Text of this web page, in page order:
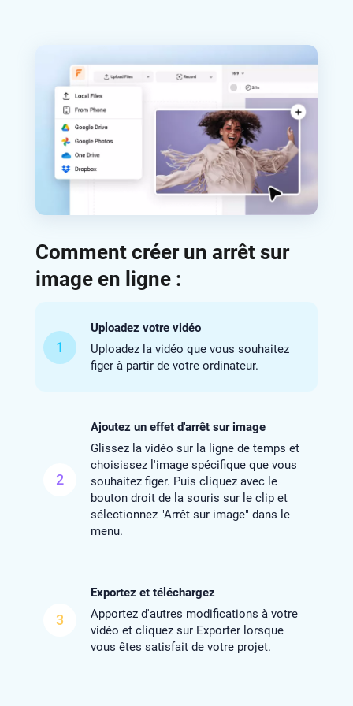
Comment créer un arrêt sur
image en ligne :
1
Uploadez votre vidéo
Uploadez la vidéo que vous souhaitez
figer à partir de votre ordinateur.
2
Ajoutez un effet d'arrêt sur image
Glissez la vidéo sur la ligne de temps et
choisissez l'image spécifique que vous
souhaitez figer. Puis cliquez avec le
bouton droit de la souris sur le clip et
sélectionnez "Arrêt sur image" dans le
menu.
3
Exportez et téléchargez
Apportez d'autres modifications à votre
vidéo et cliquez sur Exporter lorsque
vous êtes satisfait de votre projet.